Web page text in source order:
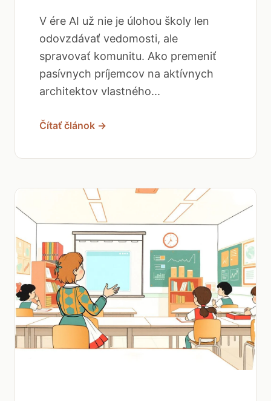
V ére AI už nie je úlohou školy len
odovzdávať vedomosti, ale
spravovať komunitu. Ako premeniť
pasívnych príjemcov na aktívnych
architektov vlastného...
Čítať článok →